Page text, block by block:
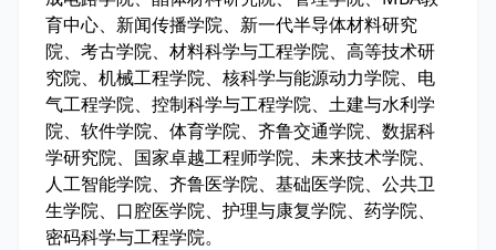
育中心、新闻传播学院、新一代半导体材料研究
院、考古学院、材料科学与工程学院、高等技术研
究院、机械工程学院、核科学与能源动力学院、电
气工程学院、控制科学与工程学院、土建与水利学
院、软件学院、体育学院、齐鲁交通学院、数据科
学研究院、国家卓越工程师学院、未来技术学院、
人工智能学院、齐鲁医学院、基础医学院、公共卫
生学院、口腔医学院、护理与康复学院、药学院、
密码科学与工程学院。